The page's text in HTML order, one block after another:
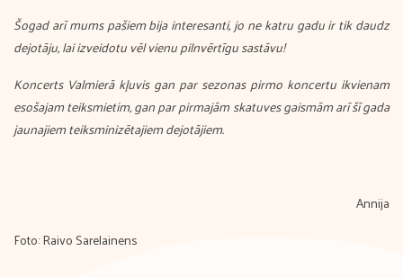
Šogad arī mums pašiem bija interesanti, jo ne katru gadu ir tik daudz
dejotāju, lai izveidotu vēl vienu pilnvērtīgu sastāvu!
Koncerts Valmierā kļuvis gan par sezonas pirmo koncertu ikvienam
esošajam teiksmietim, gan par pirmajām skatuves gaismām arī šī gada
jaunajiem teiksminizētajiem dejotājiem.
Annija
Foto: Raivo Sarelainens